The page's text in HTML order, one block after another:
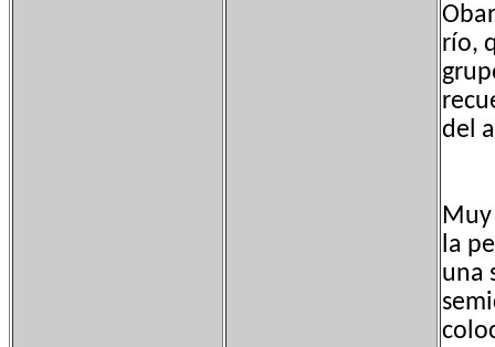
río,
del
la
una